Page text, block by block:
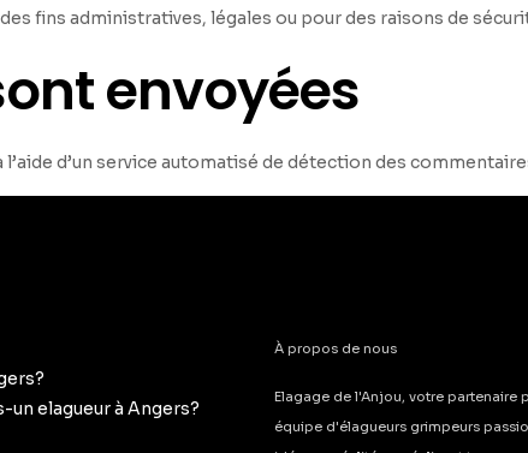
fins administratives, légales ou pour des raisons de
envoyées
d’un service automatisé de détection des
elagueur à Angers?
À propos de nous
Elagage de l'Anjou, votre partenaire
équipe d'élagueurs grimpeurs